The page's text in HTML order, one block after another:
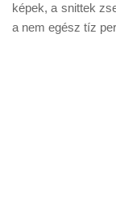
képek, a snittek
a nem egész tíz